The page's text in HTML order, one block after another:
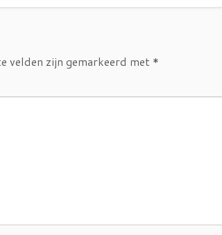
velden zijn gemarkeerd met *